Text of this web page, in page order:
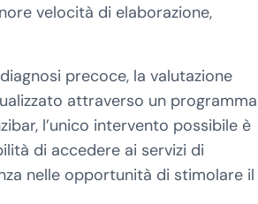
velocità di elaborazione,
precoce, la valutazione
attraverso un programma
l’unico intervento possibile è
di accedere ai servizi di
nelle opportunità di stimolare il